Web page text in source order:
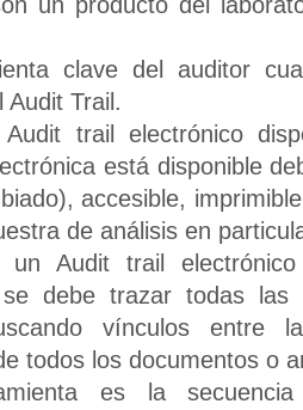
clave del auditor
Audit Trail.
trail electrónico
está disponible
accesible,
de análisis en
Audit trail electrónico
se debe trazar todas
vínculos entre
todos los documentos o
es la